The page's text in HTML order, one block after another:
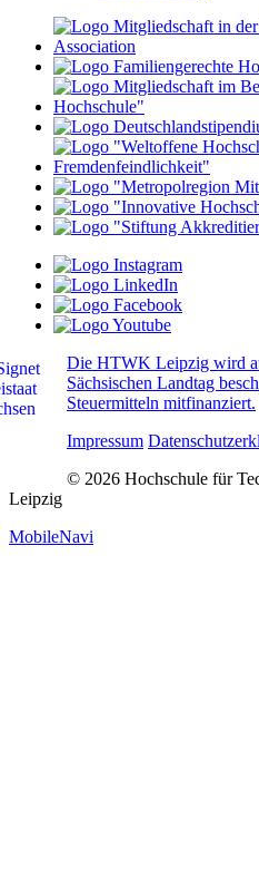
Die HTWK Leipzig wird
Sächsischen Landtag
Steuermitteln mitfinanziert.
Impressum
© 2026 Hochschule für
Leipzig
MobileNavi